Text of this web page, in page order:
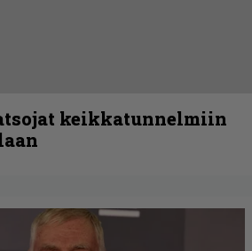
keikkatunnelmiin